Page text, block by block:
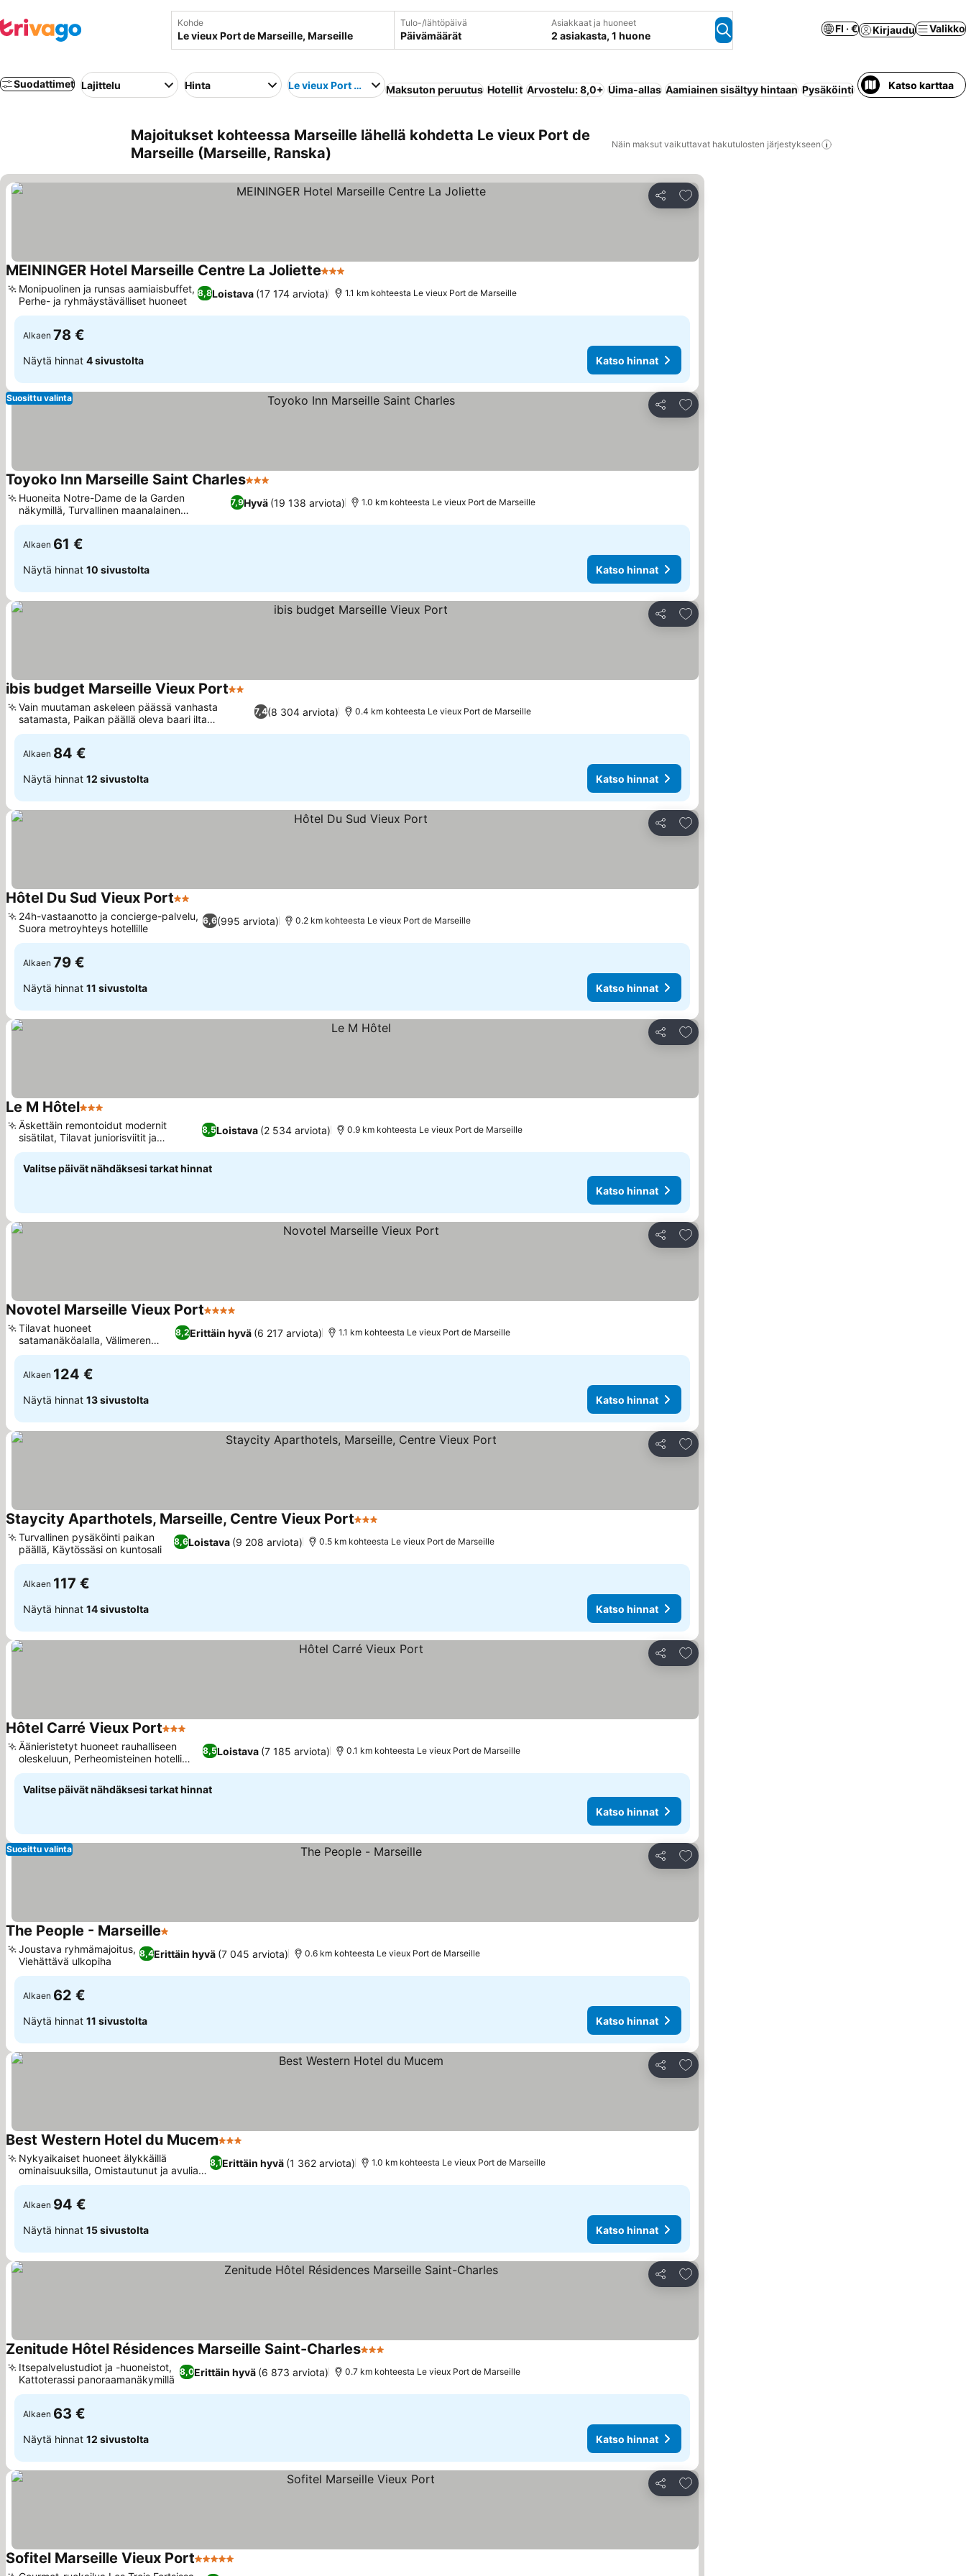
Kohde Tulo-/lähtöpäivä
Päivämäärät
Asiakkaat ja huoneet
2 asiakasta, 1 huone
FI · € Kirjaudu Valikko
Suodattimet Lajittelu Hinta Le vieux Port de MarseilleMaksuton peruutus Hotellit Arvostelu: 8,0+ Uima-allas Aamiainen sisältyy hintaan Pysäköinti IlmastointiKatso karttaa
Majoitukset kohteessa Marseille lähellä kohdetta Le vieux Port de
Marseille (Marseille, Ranska)
Näin maksut vaikuttavat hakutulosten järjestykseen
Jaa
Lisää suosikkeihin
MEININGER Hotel Marseille Centre La Joliette3 Tähtiluokitus
8,8Loistava (17 174 arviota)
Monipuolinen ja runsas aamiaisbuffet,
Perhe- ja ryhmäystävälliset huoneet
1.1 km kohteesta Le vieux Port de Marseille
Alkaen 78 €
Näytä hinnat 4 sivustolta Katso hinnat
Jaa
Lisää suosikkeihin
Suosittu valinta
Toyoko Inn Marseille Saint Charles3 Tähtiluokitus
7,9Hyvä (19 138 arviota)
Huoneita Notre-Dame de la Garden
näkymillä, Turvallinen maanalainen
pysäköinti saatavilla
1.0 km kohteesta Le vieux Port de Marseille
Alkaen 61 €
Näytä hinnat 10 sivustolta Katso hinnat
Jaa
Lisää suosikkeihin
ibis budget Marseille Vieux Port2 Tähtiluokitus
7,4(8 304 arviota)
Vain muutaman askeleen päässä vanhasta
satamasta, Paikan päällä oleva baari ilta
rentoutumiseen
0.4 km kohteesta Le vieux Port de Marseille
Alkaen 84 €
Näytä hinnat 12 sivustolta Katso hinnat
Jaa
Lisää suosikkeihin
Hôtel Du Sud Vieux Port2 Tähtiluokitus
6,6(995 arviota)
24h-vastaanotto ja concierge-palvelu,
Suora metroyhteys hotellille
0.2 km kohteesta Le vieux Port de Marseille
Alkaen 79 €
Näytä hinnat 11 sivustolta Katso hinnat
Jaa
Lisää suosikkeihin
Le M Hôtel3 Tähtiluokitus
8,5Loistava (2 534 arviota)
Äskettäin remontoidut modernit
sisätilat, Tilavat juniorisviitit ja
perhehuoneet
0.9 km kohteesta Le vieux Port de Marseille
Valitse päivät nähdäksesi tarkat hinnat
Katso hinnat
Jaa
Lisää suosikkeihin
Novotel Marseille Vieux Port4 Tähtiluokitus
8,2Erittäin hyvä (6 217 arviota)
Tilavat huoneet
satamanäköalalla, Välimeren
inspiroimaa ruokaa
1.1 km kohteesta Le vieux Port de Marseille
Alkaen 124 €
Näytä hinnat 13 sivustolta Katso hinnat
Jaa
Lisää suosikkeihin
Staycity Aparthotels, Marseille, Centre Vieux Port3 Tähtiluokitus
8,6Loistava (9 208 arviota)
Turvallinen pysäköinti paikan
päällä, Käytössäsi on kuntosali
0.5 km kohteesta Le vieux Port de Marseille
Alkaen 117 €
Näytä hinnat 14 sivustolta Katso hinnat
Jaa
Lisää suosikkeihin
Hôtel Carré Vieux Port3 Tähtiluokitus
8,5Loistava (7 185 arviota)
Äänieristetyt huoneet rauhalliseen
oleskeluun, Perheomisteinen hotelli
sielulla
0.1 km kohteesta Le vieux Port de Marseille
Valitse päivät nähdäksesi tarkat hinnat
Katso hinnat
Jaa
Lisää suosikkeihin
Suosittu valinta
The People - Marseille1 Tähtiluokitus
8,4Erittäin hyvä (7 045 arviota)
Joustava ryhmämajoitus,
Viehättävä ulkopiha
0.6 km kohteesta Le vieux Port de Marseille
Alkaen 62 €
Näytä hinnat 11 sivustolta Katso hinnat
Jaa
Lisää suosikkeihin
Best Western Hotel du Mucem3 Tähtiluokitus
8,1Erittäin hyvä (1 362 arviota)
Nykyaikaiset huoneet älykkäillä
ominaisuuksilla, Omistautunut ja avulias
henkilökunta
1.0 km kohteesta Le vieux Port de Marseille
Alkaen 94 €
Näytä hinnat 15 sivustolta Katso hinnat
Jaa
Lisää suosikkeihin
Zenitude Hôtel Résidences Marseille Saint-Charles3 Tähtiluokitus
8,0Erittäin hyvä (6 873 arviota)
Itsepalvelustudiot ja -huoneistot,
Kattoterassi panoraamanäkymillä
0.7 km kohteesta Le vieux Port de Marseille
Alkaen 63 €
Näytä hinnat 12 sivustolta Katso hinnat
Jaa
Lisää suosikkeihin
Sofitel Marseille Vieux Port5 Tähtiluokitus